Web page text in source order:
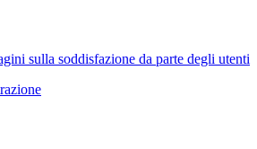
sulla soddisfazione da parte degli utenti